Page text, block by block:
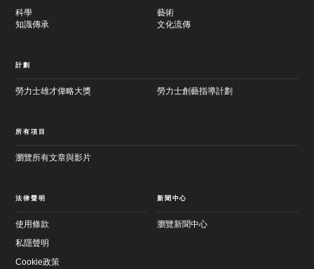
科學
知識傳承
藝術
文化流傳
計劃
勞力士雄才偉略大獎 勞力士創藝指導計劃
所有項目
瀏覽所有文章與影片
法律聲明
使用條款
私隱聲明
Cookie政策
新聞中心
瀏覽新聞中心